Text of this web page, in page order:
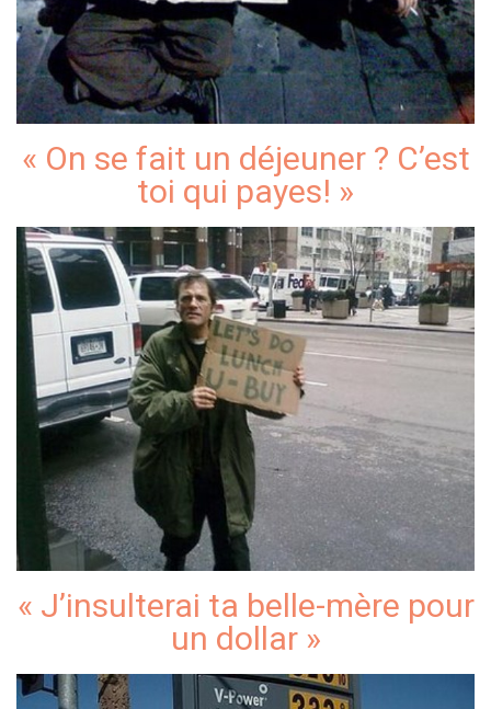
« On se fait un déjeuner ? C’est
toi qui payes! »
« J’insulterai ta belle-mère pour
un dollar »